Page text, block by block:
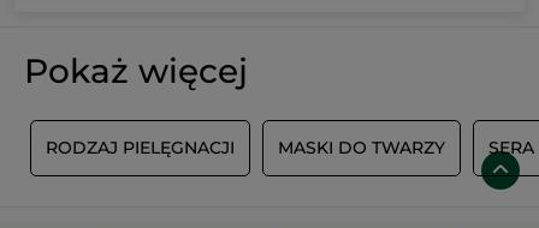
Pokaż więcej
RODZAJ PIELĘGNACJI MASKI DO TWARZY